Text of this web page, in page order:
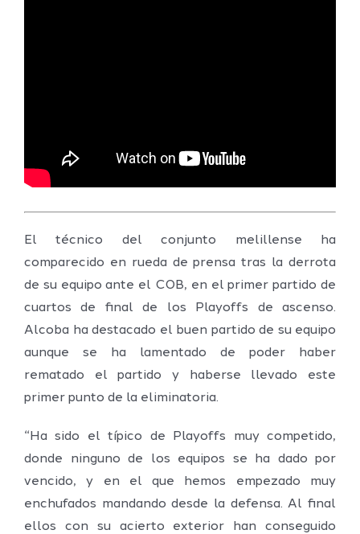
El técnico del conjunto melillense ha
comparecido en rueda de prensa tras la derrota
de su equipo ante el COB, en el primer partido de
cuartos de final de los Playoffs de ascenso.
Alcoba ha destacado el buen partido de su equipo
aunque se ha lamentado de poder haber
rematado el partido y haberse llevado este
primer punto de la eliminatoria.
“Ha sido el típico de Playoffs muy competido,
donde ninguno de los equipos se ha dado por
vencido, y en el que hemos empezado muy
enchufados mandando desde la defensa. Al final
ellos con su acierto exterior han conseguido